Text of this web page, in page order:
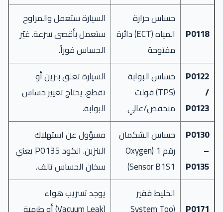
P0118
حساس حرارة
المياه (ECT) دائرة
مفتوحة
السيارة ستعمل والمراوح
ستعمل بأقصى سرعة. غيّر
الحساس فوراً.
P0122
/
P0123
حساس البوابة
(TPS) فولت
منخفض/عالي
السيارة تعلق بنزين أو
تقطع. يحتاج تغيير حساس
البوابة.
P0130
–
P0135
حساس الشكمان
رقم 1 (Oxygen
Sensor B1S1)
مسؤول عن استهلاك
البنزين. الكود P0135 يعني
سخان الحساس تالف.
الخليط فقير
يوجد تسريب هواء